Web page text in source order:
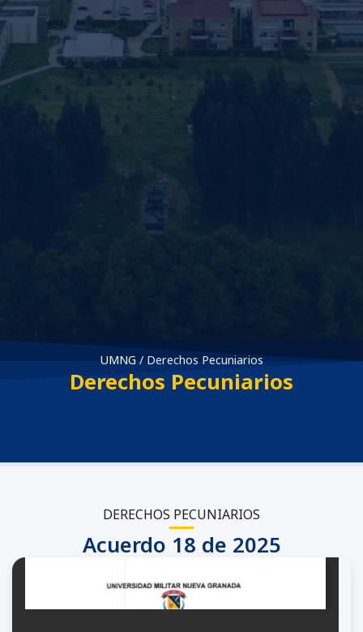
UMNG / Derechos Pecuniarios
Derechos Pecuniarios
DERECHOS PECUNIARIOS
Acuerdo 18 de 2025